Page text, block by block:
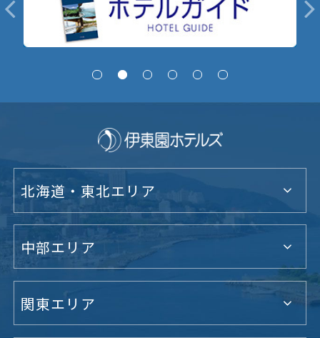
北海道・東北エリア
中部エリア
関東エリア